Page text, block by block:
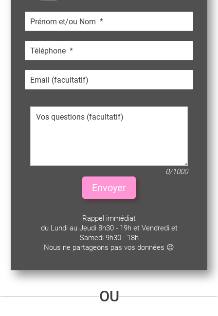
0/1000
Envoyer
Rappel immédiat
du Lundi au Jeudi 8h30 - 19h et Vendredi et
Samedi 9h30 - 18h
Nous ne partageons pas vos données 😉
OU